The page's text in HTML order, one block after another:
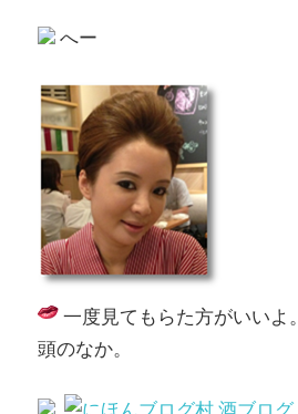
へー
一度見てもらた方がいいよ。
頭のなか。